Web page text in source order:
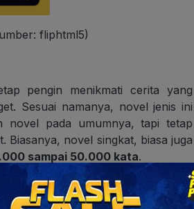
fliphtml5)
pengin menikmati cerita yang
Sesuai namanya, novel jenis ini
novel pada umumnya, tapi tetap
Biasanya, novel singkat, biasa juga
sampai 50.000 kata.
langsung ke inti cerita. Alurnya
bertele-tele. Justru di situlah daya